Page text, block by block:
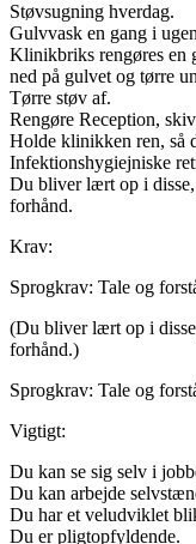
Støvsugning hverdag.
Gulvvask en gang i
Klinikbriks rengøres en
ned på gulvet og tørre
Tørre støv af.
Rengøre Reception,
Holde klinikken ren, så
Infektionshygiejniske
Du bliver lært op i disse,
forhånd.
Krav:
Sprogkrav: Tale og
(Du bliver lært op i
forhånd.)
Sprogkrav: Tale og
Vigtigt:
Du kan se sig selv i
Du kan arbejde
Du har et veludviklet
Du er pligtopfyldende.